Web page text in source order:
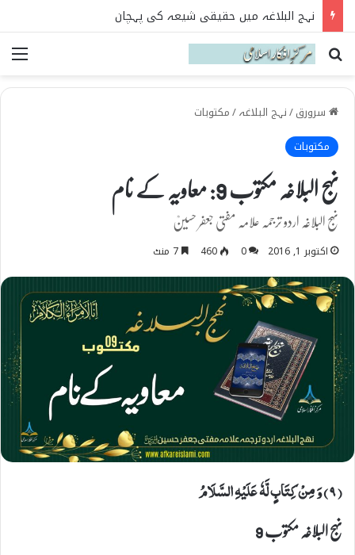
نہج البلاغہ میں حقیقی شیعہ کی پہچان
Search for
سرورق/نہج البلاغہ/مکتوبات
مکتوبات
نہج البلاغہ مکتوب 9: معاویہ کے نام
نہج البلاغہ اردو ترجمہ علامہ مفتی جعفر حسینؒ
اکتوبر 1, 2016 0
460
(٩) وَ مِنْ كِتَابٍ لَّهٗ عَلَیْهِ السَّلَامُ
نہج البلاغہ مکتوب 9